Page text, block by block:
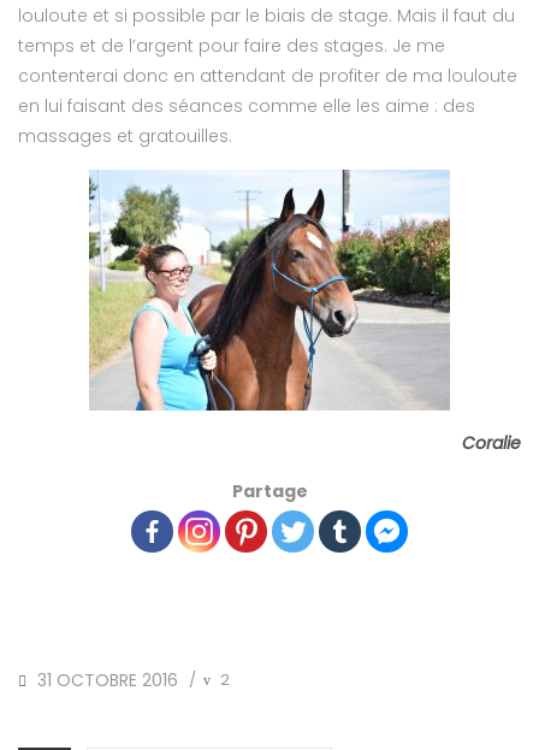
louloute et si possible par le biais de stage. Mais il faut du
temps et de l’argent pour faire des stages. Je me
contenterai donc en attendant de profiter de ma louloute
en lui faisant des séances comme elle les aime : des
massages et gratouilles.
Coralie
Partage
POSTED
31 OCTOBRE 2016 / 2